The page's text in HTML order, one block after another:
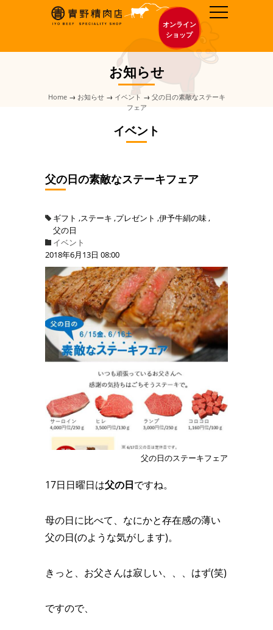
オンライン
ショップ
お知らせ
Home お知らせ イベント
父の日の素敵なステーキ
フェア
イベント
父の日の素敵なステーキフェア
ギフト ステーキ プレゼント 伊予牛絹の味
父の日
イベント
2018年6月13日 08:00
父の日のステーキフェア
17日日曜日は父の日ですね。
母の日に比べて、なにかと存在感の薄い
父の日(のような気がします)。
きっと、お父さんは寂しい、、、はず(笑)
ですので、